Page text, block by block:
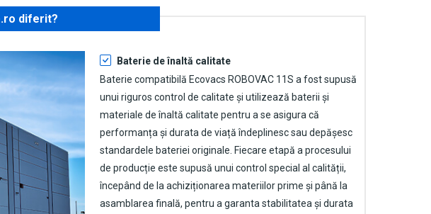
diferit?
Baterie de înaltă calitate
Baterie compatibilă Ecovacs ROBOVAC 11S a fost supusă
unui riguros control de calitate și utilizează baterii și
materiale de înaltă calitate pentru a se asigura că
performanța și durata de viață îndeplinesc sau depășesc
standardele bateriei originale. Fiecare etapă a procesului
de producție este supusă unui control special al calității,
începând de la achiziționarea materiilor prime și până la
asamblarea finală, pentru a garanta stabilitatea și durata